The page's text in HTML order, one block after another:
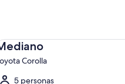
Corolla
5 personas
Toyota Corolla